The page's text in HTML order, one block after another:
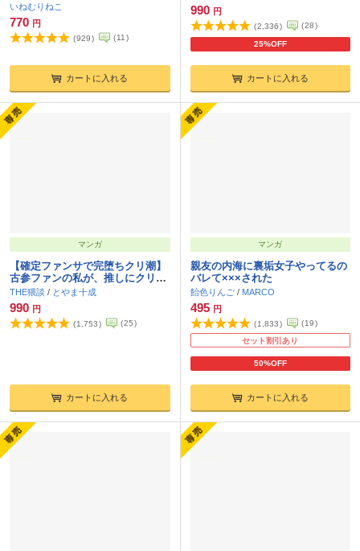
いねむりねこ
770 円
(929) (11 )
カートに入れる
990 円
25%OFF
(2,336) (28)
カートに入れる
マンガ
【確定ファンサで完堕ちクリ潮】
古参ファンの私が、推しにクリ責
めされるなんて…
THE猥談 / とやま十成
990 円
(1,753) (25)
カートに入れる
マンガ
親友の内海に裏垢女子やってるの
バレて×××された
飴色りんご / MARCO
495 円
50%OFF
( 1,833) ( 19)
セット割引あり
カートに入れる